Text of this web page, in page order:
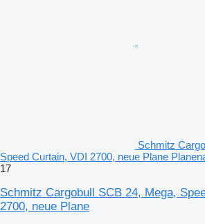
Schmitz
Speed Curtain, VDI 2700, neue Plane
17
Schmitz Cargobull SCB 24, Mega,
2700, neue Plane